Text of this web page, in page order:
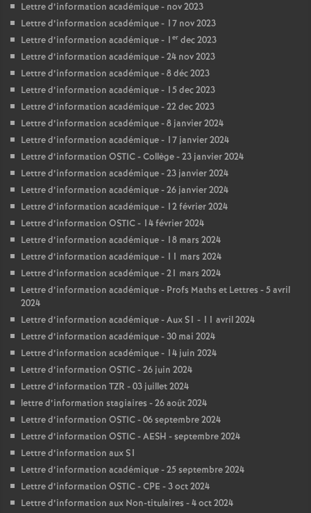
Lettre d’information académique - nov 2023
Lettre d’information académique - 17 nov 2023
Lettre d’information académique - 1 er dec 2023
Lettre d’information académique - 24 nov 2023
Lettre d’information académique - 8 déc 2023
Lettre d’information académique - 15 dec 2023
Lettre d’information académique - 22 dec 2023
Lettre d’information académique - 8 janvier 2024
Lettre d’information académique - 17 janvier 2024
Lettre d’information OSTIC - Collège - 23 janvier 2024
Lettre d’information académique - 23 janvier 2024
Lettre d’information académique - 26 janvier 2024
Lettre d’information académique - 12 février 2024
Lettre d’information OSTIC - 14 février 2024
Lettre d’information académique - 18 mars 2024
Lettre d’information académique - 11 mars 2024
Lettre d’information académique - 21 mars 2024
Lettre d’information académique - Profs Maths et Lettres - 5 avril
2024
Lettre d’information académique - Aux S1 - 11 avril 2024
Lettre d’information académique - 30 mai 2024
Lettre d’information académique - 14 juin 2024
Lettre d’information OSTIC - 26 juin 2024
Lettre d’information TZR - 03 juillet 2024
lettre d’information stagiaires - 26 août 2024
Lettre d’information OSTIC - 06 septembre 2024
Lettre d’information OSTIC - AESH - septembre 2024
Lettre d’information aux S1
Lettre d’information académique - 25 septembre 2024
Lettre d’information OSTIC - CPE - 3 oct 2024
Lettre d’information aux Non-titulaires - 4 oct 2024